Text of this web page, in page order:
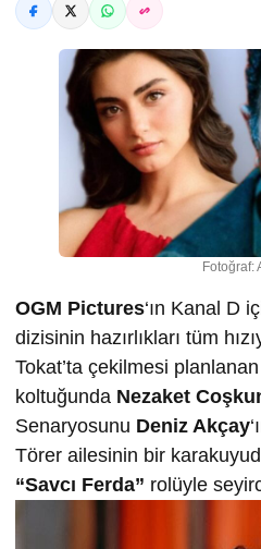
Fotoğraf:
OGM Pictures‘ın Kanal D
dizisinin hazırlıkları tüm
Tokat’ta çekilmesi
koltuğunda Nezaket
Senaryosunu Deniz Akçay
Törer ailesinin bir
“Savcı Ferda” rolüyle